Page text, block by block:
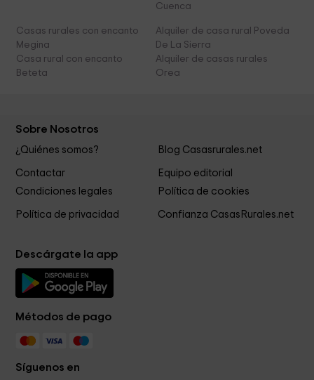
Cuenca
Casas rurales con encanto
Megina
Alquiler de casa rural Poveda
De La Sierra
Casa rural con encanto
Beteta
Alquiler de casas rurales
Orea
Sobre Nosotros
¿Quiénes somos? Blog Casasrurales.net
Contactar
Equipo editorial
Condiciones legales
Política de cookies
Política de privacidad Confianza CasasRurales.net
Descárgate la app
Métodos de pago
Síguenos en